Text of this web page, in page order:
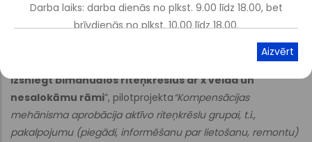
Atskaņot tekstu Viegli lasīt
VSIA “Nacionālais rehabilitācijas centrs “Vaivari”” aicina
Par tiesībām pielāgot un
izsniegt bimanuālos riteņkrēslus ar x veida un
nesalokāmu rāmi”, pilotprojekta“Kompensācijas
mehānisma aprobācija aktīvo riteņkrēslu grupai, t.i.,
pakalpojumu (piegādi, informēšanu par lietošanu, remontu)
Darba laiks: darba dienās no plkst. 9.00 līdz 18.00, bet
brīvdienās no plkst. 10.00 līdz 18.00.